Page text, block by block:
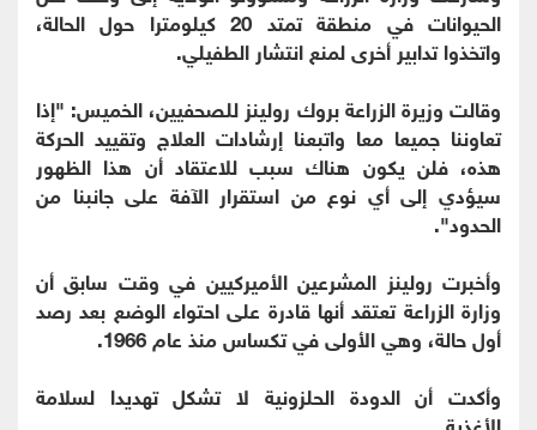
الحيوانات في منطقة تمتد 20 كيلومترا حول الحالة،
واتخذوا تدابير أخرى لمنع انتشار الطفيلي.
وقالت وزيرة الزراعة بروك رولينز للصحفيين، الخميس: "إذا
تعاوننا جميعا معا واتبعنا إرشادات العلاج وتقييد الحركة
هذه، فلن يكون هناك سبب للاعتقاد أن هذا الظهور
سيؤدي ‌إلى أي نوع من استقرار الآفة ‌على جانبنا من
الحدود".
وأخبرت ⁠رولينز المشرعين الأميركيين في وقت سابق أن
وزارة الزراعة تعتقد أنها قادرة على احتواء الوضع بعد رصد
أول حالة، وهي الأولى في تكساس منذ عام 1966.
وأكدت أن الدودة الحلزونية ⁠لا تشكل تهديدا لسلامة